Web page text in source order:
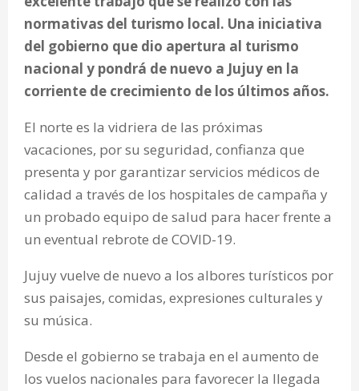
normativas del turismo local. Una iniciativa
del gobierno que dio apertura al turismo
nacional y pondrá de nuevo a Jujuy en la
corriente de crecimiento de los últimos años.
El norte es la vidriera de las próximas
vacaciones, por su seguridad, confianza que
presenta y por garantizar servicios médicos de
calidad a través de los hospitales de campaña y
un probado equipo de salud para hacer frente a
un eventual rebrote de COVID-19.
Jujuy vuelve de nuevo a los albores turísticos por
sus paisajes, comidas, expresiones culturales y
su música.
Desde el gobierno se trabaja en el aumento de
los vuelos nacionales para favorecer la llegada